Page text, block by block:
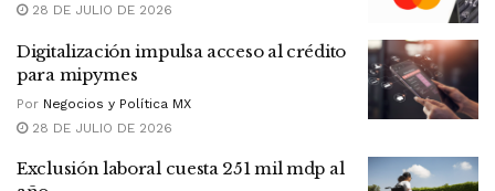
28 DE JULIO DE 2026
Digitalización impulsa acceso al crédito
para mipymes
Por Negocios y Política MX
28 DE JULIO DE 2026
Exclusión laboral cuesta 251 mil mdp al